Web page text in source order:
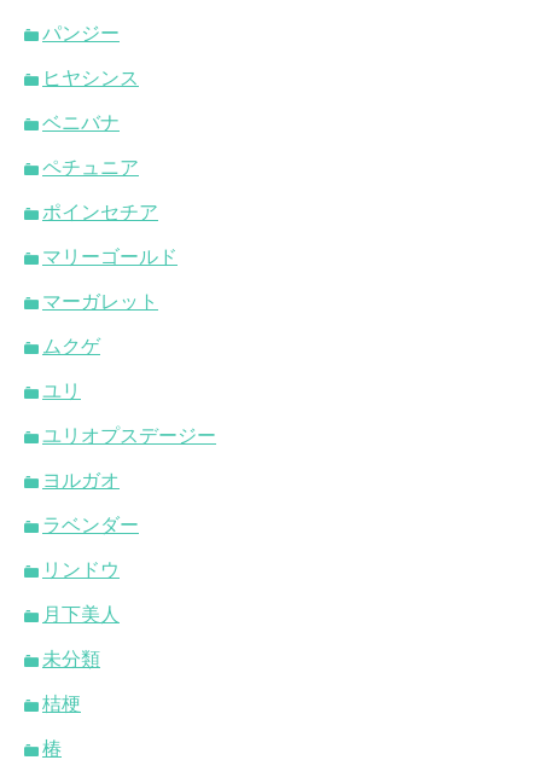
パンジー
ヒヤシンス
ベニバナ
ペチュニア
ポインセチア
マリーゴールド
マーガレット
ムクゲ
ユリ
ユリオプスデージー
ヨルガオ
ラベンダー
リンドウ
月下美人
未分類
桔梗
椿